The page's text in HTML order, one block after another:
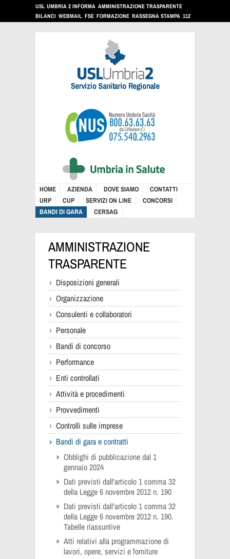
USL UMBRIA 2 INFORMA AMMINISTRAZIONE TRASPARENTE
BILANCI WEBMAIL FSE FORMAZIONE RASSEGNA STAMPA 112
HOME AZIENDA DOVE SIAMO
CONTATTI
URP
CUP SERVIZI ON LINE
CONCORSI
BANDI DI GARA
CERSAG
AMMINISTRAZIONE
TRASPARENTE
Disposizioni generali
Organizzazione
Consulenti e collaboratori
Personale
Bandi di concorso
Performance
Enti controllati
Attività e procedimenti
Provvedimenti
Controlli sulle imprese
Bandi di gara e contratti
Obblighi di pubblicazione dal 1
gennaio 2024
Dati previsti dall'articolo 1 comma 32
della Legge 6 novembre 2012 n. 190
Dati previsti dall'articolo 1 comma 32
della Legge 6 novembre 2012 n. 190.
Tabelle riassuntive
Atti relativi alla programmazione di
lavori, opere, servizi e forniture